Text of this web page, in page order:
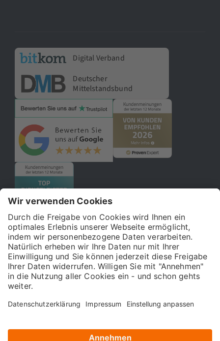
Digital Verband
Deutscher
Mittelstandsbund
© 2026 121WATT GmbH
Über uns
Allgemeine Geschäftsbedingungen